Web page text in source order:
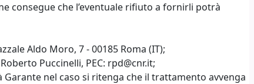
consegue che l’eventuale rifiuto a fornirli potrà
Aldo Moro, 7 - 00185 Roma (IT);
Puccinelli, PEC: rpd@cnr.it;
nel caso si ritenga che il trattamento avvenga